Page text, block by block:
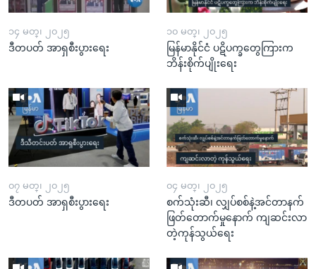
၁၄ မတ္၊ ၂၀၂၅
ဒီတပတ် အာရှစီးပွားရေး
၁၀ မတ္၊ ၂၀၂၅
မြန်မာနိုင်ငံ ပဋိပက္ခတွေကြားက
ဘိန်းစိုက်ပျိုးရေး
၀၇ မတ္၊ ၂၀၂၅
ဒီတပတ် အာရှစီးပွားရေး
၀၄ မတ္၊ ၂၀၂၅
စက်သုံးဆီ၊ လျှပ်စစ်နဲ့အင်တာနက်
ဖြတ်တောက်မှုနောက် ကျဆင်းလာ
တဲ့ကုန်သွယ်ရေး​​​​​​​